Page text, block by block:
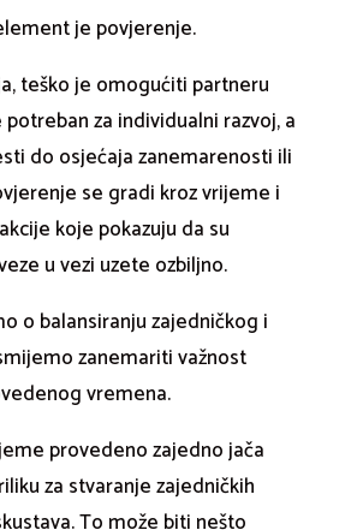
je povjerenje.
teško je omogućiti partneru
za individualni razvoj, a
do osjećaja zanemarenosti ili
se gradi kroz vrijeme i
koje pokazuju da su
u vezi uzete ozbiljno.
o balansiranju zajedničkog i
zanemariti važnost
vremena.
provedeno zajedno jača
za stvaranje zajedničkih
To može biti nešto